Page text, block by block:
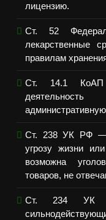
лицензию.
Ст. 52
лекарственные
правилам
Ст. 14.1 КоАП
Ст. 238 УК РФ —
угрозу жизни
возможна
товаров, не
Ст. 234 УК